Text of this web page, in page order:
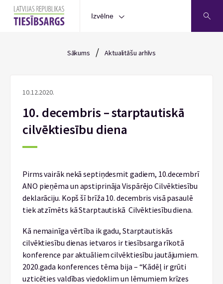
Izvēlne
Sākums / Aktualitāšu arhīvs
10.12.2020.
10. decembris – starptautiskā
cilvēktiesību diena
Pirms vairāk nekā septiņdesmit gadiem, 10.decembrī
ANO pieņēma un apstiprināja Vispārējo Cilvēktiesību
deklarāciju. Kopš šī brīža 10. decembris visā pasaulē
tiek atzīmēts kā Starptautiskā Cilvēktiesību diena.
Kā nemainīga vērtība ik gadu, Starptautiskās
cilvēktiesību dienas ietvaros ir tiesībsarga rīkotā
konference par aktuāliem cilvēktiesību jautājumiem.
2020.gada konferences tēma bija – “Kādēļ ir grūti
uzticēties valdības viedoklim un lēmumiem krīzes